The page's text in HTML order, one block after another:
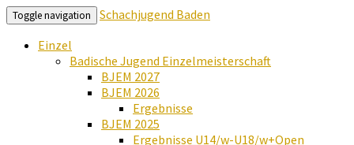
Toggle navigation
Schachjugend Baden
Einzel
Badische Jugend Einzelmeisterschaft
BJEM 2027
BJEM 2026
Ergebnisse
BJEM 2025
Ergebnisse U14/w-U18/w+Open